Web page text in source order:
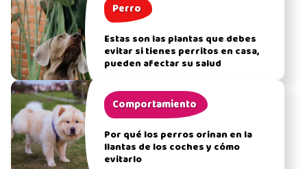
Perro
Estas son las plantas que debes
evitar si tienes perritos en casa,
pueden afectar su salud
Comportamiento
Por qué los perros orinan en la
llantas de los coches y cómo
evitarlo